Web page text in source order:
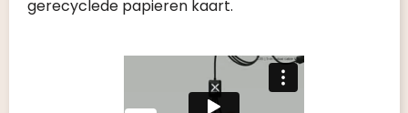
gerecyclede papieren kaart.